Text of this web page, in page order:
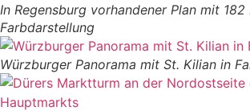
In Regensburg vorhandener Plan mit
Farbdarstellung
Würzburger Panorama mit St. Kilian in